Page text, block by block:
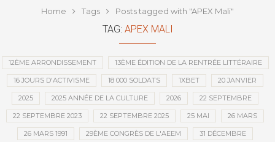
Home Tags Posts tagged with "APEX Mali"
TAG: APEX MALI
12ÈME ARRONDISSEMENT 13ÈME ÉDITION DE LA RENTRÉE LITTÉRAIRE
16 JOURS D'ACTIVISME 18 000 SOLDATS 1XBET 20 JANVIER
2025 2025 ANNÉE DE LA CULTURE 2026 22 SEPTEMBRE
22 SEPTEMBRE 2023 22 SEPTEMBRE 2025 25 MAI 26 MARS
26 MARS 1991 29ÈME CONGRÈS DE L'AEEM 31 DÉCEMBRE